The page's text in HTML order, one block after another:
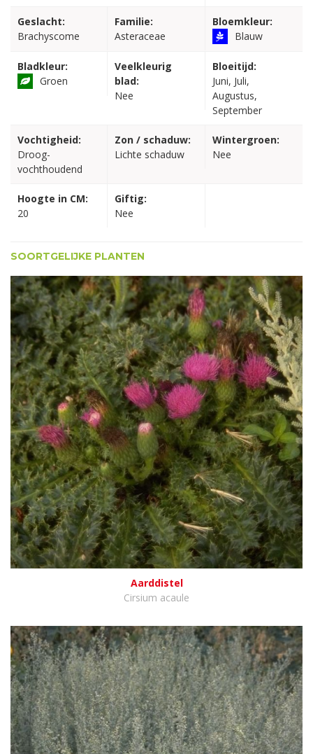
Geslacht:
Brachyscome
Familie:
Asteraceae
Bloemkleur:
Blauw
Bladkleur:
Groen
Veelkleurig
blad:
Nee
Bloeitijd:
Juni, Juli,
Augustus,
September
Vochtigheid:
Droog-
vochthoudend
Zon / schaduw:
Lichte schaduw
Wintergroen:
Nee
Hoogte in CM:
20
Giftig:
Nee
SOORTGELIJKE PLANTEN
Aarddistel
Cirsium acaule